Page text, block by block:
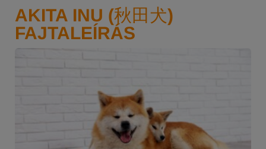
AKITA INU (秋田犬)
FAJTALEÍRÁS